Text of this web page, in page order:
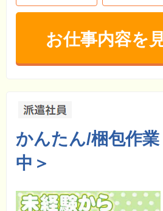
お仕事内容を
かんたん/梱包作
中＞